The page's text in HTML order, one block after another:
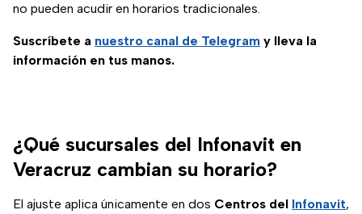
no pueden acudir en horarios tradicionales.
Suscríbete a nuestro canal de Telegram y lleva la
información en tus manos.
¿Qué sucursales del Infonavit en
Veracruz cambian su horario?
El ajuste aplica únicamente en dos Centros del Infonavit,